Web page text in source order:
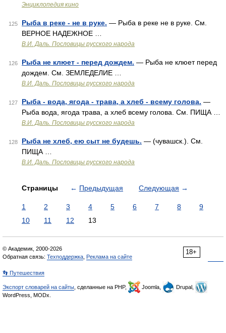
Энциклопедия кино
125 Рыба в реке - не в руке. — Рыба в реке не в руке. См.
ВЕРНОЕ НАДЕЖНОЕ …
В.И. Даль. Пословицы русского народа
126 Рыба не клюет - перед дождем. — Рыба не клюет перед
дождем. См. ЗЕМЛЕДЕЛИЕ …
В.И. Даль. Пословицы русского народа
127 Рыба - вода, ягода - трава, а хлеб - всему голова. —
Рыба вода, ягода трава, а хлеб всему голова. См. ПИЩА …
В.И. Даль. Пословицы русского народа
128 Рыба не хлеб, ею сыт не будешь. — (чувашск.). См.
ПИЩА …
В.И. Даль. Пословицы русского народа
Страницы ← Предыдущая Следующая →
1 2 3 4 5 6 7 8
9
10
11 12 13
18+
© Академик, 2000-2026
Обратная связь: Техподдержка Реклама на сайте
👣 Путешествия
Экспорт словарей на сайты , сделанные на PHP, Joomla,
Drupal,
WordPress, MODx.